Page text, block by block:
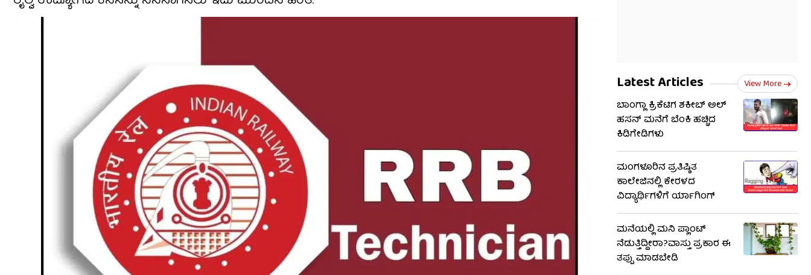
Latest Articles View More
ಬಾಂಗ್ಲಾ ಕ್ರಿಕೆಟಿಗ ಶಕೀಬ್ ಅಲ್
ಹಸನ್ ಮನೆಗೆ ಬೆಂಕಿ ಹಚ್ಚಿದ
ಕಿಡಿಗೇಡಿಗಳು
ಮಂಗಳೂರಿನ ಪ್ರತಿಷ್ಠಿತ
ಕಾಲೇಜಿನಲ್ಲಿ ಕೇರಳದ
ವಿದ್ಯಾರ್ಥಿಗಳಿಗೆ ರ್ಯಾಗಿಂಗ್
ಮನೆಯಲ್ಲಿ ಮನಿ ಪ್ಲಾಂಟ್
ನೆಡುತ್ತಿದ್ದೀರಾ?ವಾಸ್ತು ಪ್ರಕಾರ ಈ
ತಪ್ಪು ಮಾಡಬೇಡಿ